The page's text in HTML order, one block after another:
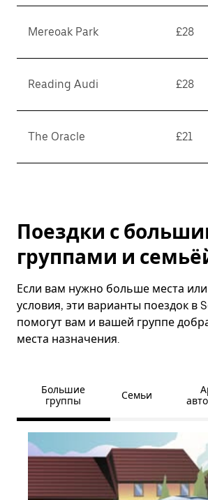
Mereoak Park £28
Reading Audi £28
The Oracle £21
Поездки с
группами и
Если вам нужно больше места
условия, эти варианты поездок в
помогут вам и вашей группе
места назначения.
Большие
группы
Семьи